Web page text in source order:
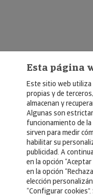
© Copyright 2026,
Aviso Legal
Política de Privacidad
RGPD
Política de Cookies
Esta página
Este sitio web utiliza
propias y de
almacenan y
Algunas son
funcionamiento de
sirven para medir
habilitar su
publicidad. A
en la opción
en la opción
elección
“Configurar